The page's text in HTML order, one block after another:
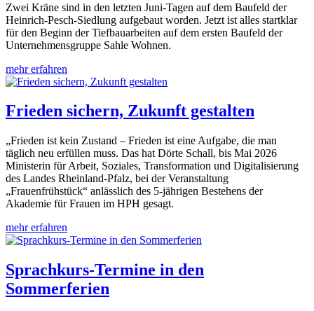
Zwei Kräne sind in den letzten Juni-Tagen auf dem Baufeld der
Heinrich-Pesch-Siedlung aufgebaut worden. Jetzt ist alles startklar
für den Beginn der Tiefbauarbeiten auf dem ersten Baufeld der
Unternehmensgruppe Sahle Wohnen.
mehr erfahren
Frieden sichern, Zukunft gestalten
„Frieden ist kein Zustand – Frieden ist eine Aufgabe, die man
täglich neu erfüllen muss. Das hat Dörte Schall, bis Mai 2026
Ministerin für Arbeit, Soziales, Transformation und Digitalisierung
des Landes Rheinland-Pfalz, bei der Veranstaltung
„Frauenfrühstück“ anlässlich des 5-jährigen Bestehens der
Akademie für Frauen im HPH gesagt.
mehr erfahren
Sprachkurs-Termine in den
Sommerferien